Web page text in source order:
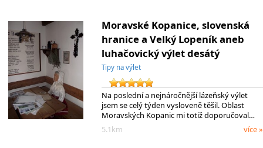
Moravské Kopanice, slovenská
hranice a Velký Lopeník aneb
luhačovický výlet desátý
Tipy na výlet
Na poslední a nejnáročnější lázeňský výlet
jsem se celý týden vysloveně těšil. Oblast
Moravských Kopanic mi totiž doporučoval…
5.1km
více »